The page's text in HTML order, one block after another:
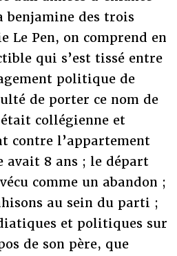
benjamine des trois
Le Pen, on comprend en
qui s’est tissé entre
politique de
de porter ce nom de
collégienne et
contre l’appartement
avait 8 ans ; le départ
comme un abandon ;
au sein du parti ;
et politiques sur
de son père, que